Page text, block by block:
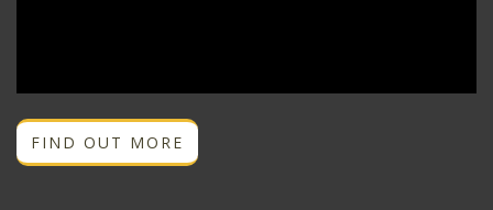
FIND OUT MORE